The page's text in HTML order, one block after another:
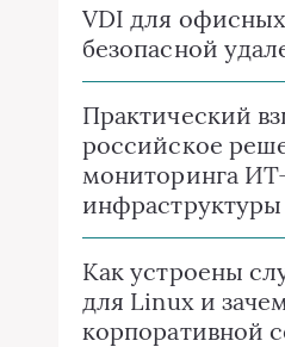
VDI для
безопасной
Практический
российское
мониторинга
инфраструктуры
Как устроены
для Linux и
корпоративной